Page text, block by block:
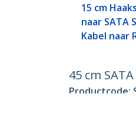
15 cm
naar SATA
Kabel naar
45 cm
Productcode: